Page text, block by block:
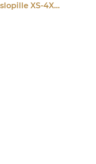
Sulka kaarrokeneuleohje Álafosslopille XS-4XL TULOSTEENA